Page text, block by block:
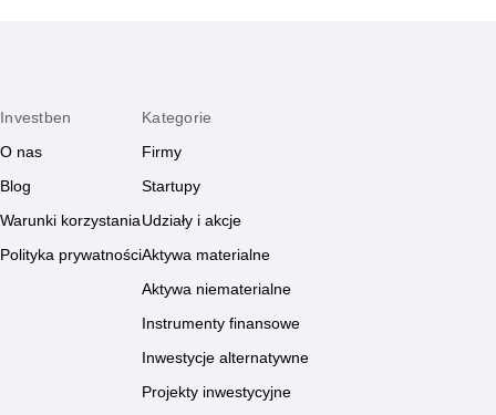
Investben
O nas
Blog
Warunki korzystania
Polityka prywatności
Kategorie
Firmy
Startupy
Udziały i akcje
Aktywa materialne
Aktywa niematerialne
Instrumenty finansowe
Inwestycje alternatywne
Projekty inwestycyjne